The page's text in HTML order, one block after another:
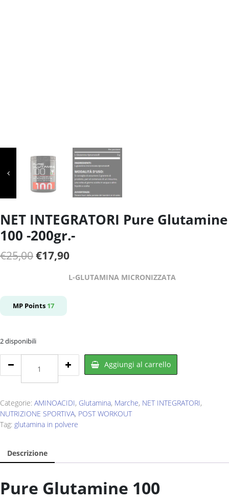
NET INTEGRATORI Pure Glutamine
100 -200gr.-
€25,00Il
era:
€25,00.
€17,90Il
L-GLUTAMINA MICRONIZZATA
MP Points 17
2 disponibili
INTEGRATORI
Pure
100
-200gr.-
quantity
Aggiungi al carrello
Categorie: AMINOACIDI, Glutamina, Marche, NET INTEGRATORI,
NUTRIZIONE SPORTIVA, POST WORKOUT
Tag: glutamina in polvere
Descrizione
Pure Glutamine 100